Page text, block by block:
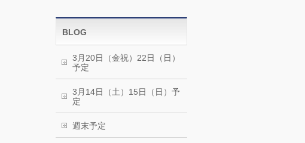
BLOG
3月20日（金祝）22日（日）
予定
3月14日（土）15日（日）予
定
週末予定